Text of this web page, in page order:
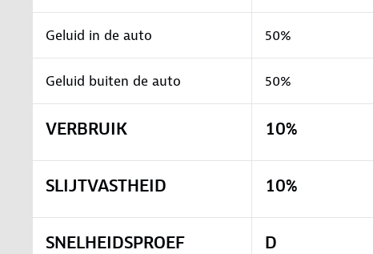
Geluid in de auto 50%
Geluid buiten de auto 50%
VERBRUIK 10%
SLIJTVASTHEID 10%
SNELHEIDSPROEF D